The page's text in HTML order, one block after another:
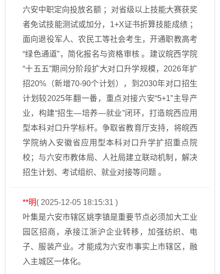
六安中职定向投放名额 ；对省级以上技能大赛获奖
者免试技能测试或加分，1+X证书折算技能成绩 ；
面向退役军人、农民工等社会考生，开通职教高考
“绿色通道”，简化报名与资格审核 。建议皖西学院
“十五五”期间分阶段扩大对口升学规模，2026年扩
招20%（新增70-90个计划），到2030年对口招生
计划较2025年翻一番，重点对接六安“5+1”主导产
业，构建“招生—培养—就业”闭环，打造皖西应用
型本科对口升学标杆。争取省教育厅支持，将皖西
学院纳入安徽省应用型本科对口升学扩招重点院
校；与六安市教体局、人社局建立联动机制，解决
招生计划、考试组织、就业对接等问题 。
**明( 2025-12-05 18:15:31 )
叶集是六安市辖区姚李镇是重要节点必须加大工业
园区招商，承接江浙沪企业转移，加强纺织、电
子、服装产业。才能成为六安市事实上市辖区，融
入主城区一体化。